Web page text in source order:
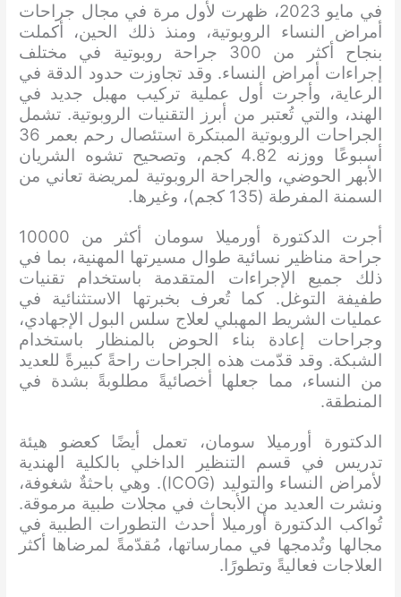
في مايو 2023، ظهرت لأول مرة في مجال جراحات
أمراض النساء الروبوتية، ومنذ ذلك الحين، أكملت
بنجاح أكثر من 300 جراحة روبوتية في مختلف
إجراءات أمراض النساء. وقد تجاوزت حدود الدقة في
الرعاية، وأجرت أول عملية تركيب مهبل جديد في
الهند، والتي تُعتبر من أبرز التقنيات الروبوتية. تشمل
الجراحات الروبوتية المبتكرة استئصال رحم بعمر 36
أسبوعًا ووزنه 4.82 كجم، وتصحيح تشوه الشريان
الأبهر الحوضي، والجراحة الروبوتية لمريضة تعاني من
السمنة المفرطة (135 كجم)، وغيرها.
أجرت الدكتورة أورميلا سومان أكثر من 10000
جراحة مناظير نسائية طوال مسيرتها المهنية، بما في
ذلك جميع الإجراءات المتقدمة باستخدام تقنيات
طفيفة التوغل. كما تُعرف بخبرتها الاستثنائية في
عمليات الشريط المهبلي لعلاج سلس البول الإجهادي،
وجراحات إعادة بناء الحوض بالمنظار باستخدام
الشبكة. وقد قدّمت هذه الجراحات راحةً كبيرةً للعديد
من النساء، مما جعلها أخصائيةً مطلوبةً بشدة في
المنطقة.
الدكتورة أورميلا سومان، تعمل أيضًا كعضو هيئة
تدريس في قسم التنظير الداخلي بالكلية الهندية
لأمراض النساء والتوليد (ICOG). وهي باحثةٌ شغوفة،
ونشرت العديد من الأبحاث في مجلات طبية مرموقة.
تُواكب الدكتورة أورميلا أحدث التطورات الطبية في
مجالها وتُدمجها في ممارساتها، مُقدّمةً لمرضاها أكثر
العلاجات فعاليةً وتطورًا.